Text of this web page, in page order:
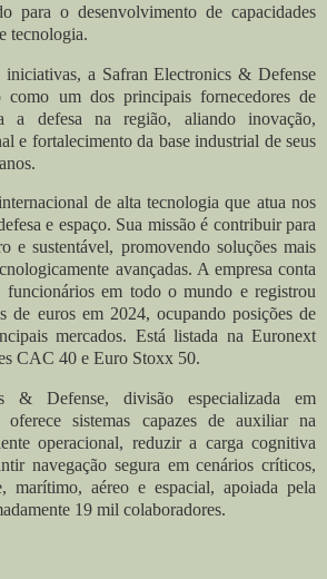
para o desenvolvimento de capacidades
tecnologia.
iniciativas, a Safran Electronics & Defense
como um dos principais fornecedores de
a defesa na região, aliando inovação,
e fortalecimento da base industrial de seus
de alta tecnologia que atua nos
e espaço. Sua missão é contribuir para
e sustentável, promovendo soluções mais
avançadas. A empresa conta
em todo o mundo e registrou
de euros em 2024, ocupando posições de
mercados. Está listada na Euronext
CAC 40 e Euro Stoxx 50.
& Defense, divisão especializada em
oferece sistemas capazes de auxiliar na
operacional, reduzir a carga cognitiva
navegação segura em cenários críticos,
marítimo, aéreo e espacial, apoiada pela
19 mil colaboradores.